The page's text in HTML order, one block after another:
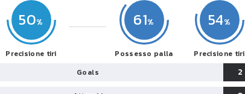
50
Precisione tiri
61
Possesso palla
54
Precisione tiri
Goals
2